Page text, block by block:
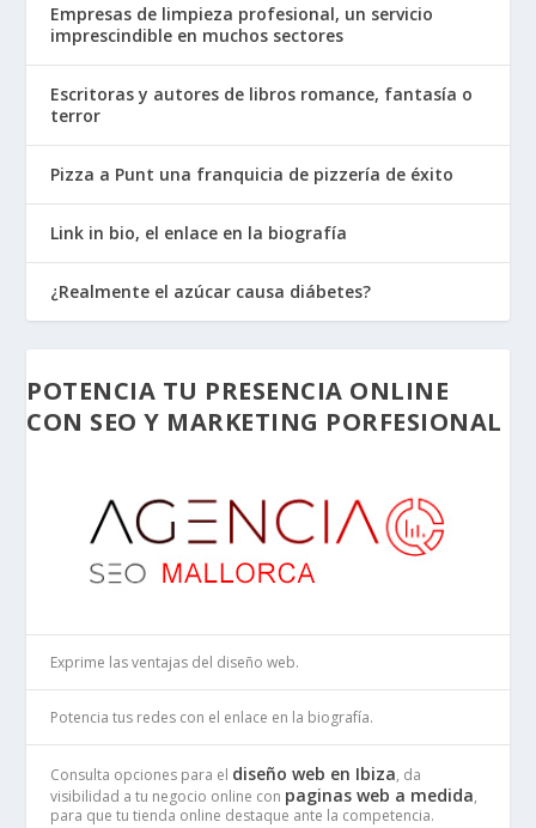
Empresas de limpieza profesional, un servicio
imprescindible en muchos sectores
Escritoras y autores de libros romance, fantasía o
terror
Pizza a Punt una franquicia de pizzería de éxito
Link in bio, el enlace en la biografía
¿Realmente el azúcar causa diábetes?
POTENCIA TU PRESENCIA ONLINE
CON SEO Y MARKETING PORFESIONAL
Exprime las ventajas del diseño web.
Potencia tus redes con el enlace en la biografía.
Consulta opciones para el diseño web en Ibiza, da
visibilidad a tu negocio online con paginas web a medida,
para que tu tienda online destaque ante la competencia.